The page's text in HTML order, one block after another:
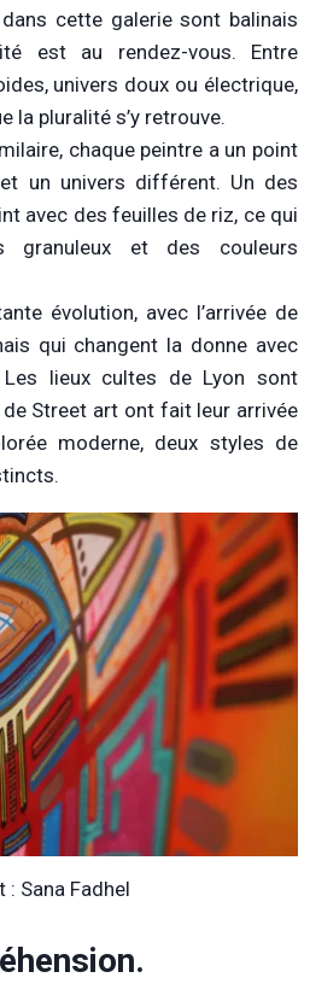
cette galerie sont balinais
est au rendez-vous. Entre
univers doux ou électrique,
la pluralité s’y retrouve.
chaque peintre a un point
un univers différent. Un des
avec des feuilles de riz, ce qui
granuleux et des couleurs
évolution, avec l’arrivée de
qui changent la donne avec
lieux cultes de Lyon sont
Street art ont fait leur arrivée
moderne, deux styles de
: Sana Fadhel